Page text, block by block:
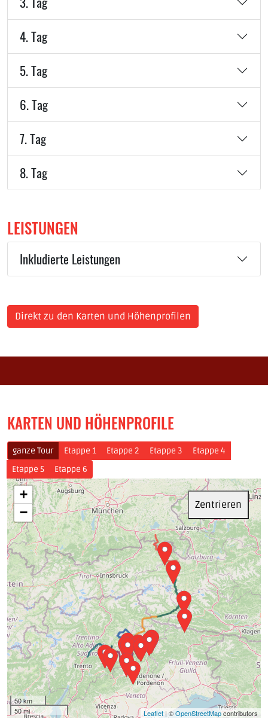
4. Tag
5. Tag
6. Tag
7. Tag
8. Tag
LEISTUNGEN
Inkludierte Leistungen
Direkt zu den Karten und Höhenprofilen
KARTEN UND HÖHENPROFILE
ganze Tour Etappe 1 Etappe 2 Etappe 3
Etappe 4
Etappe 5
Etappe 6
+
−
50 km
50 mi
Leaflet | ©OpenStreetMapcontributors
Zentrieren